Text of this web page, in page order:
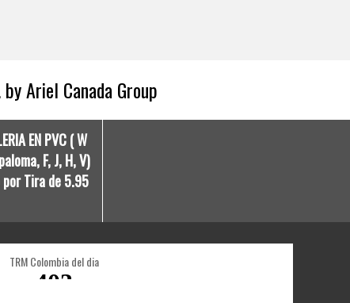
Ariel Canada Group
EN PVC ( W
F, J, H, V)
Tira de 5.95
TRM Colombia del dia